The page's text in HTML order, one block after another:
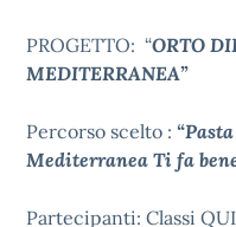
PROGETTO: “ORTO
MEDITERRANEA”
Percorso scelto :
Mediterranea Ti fa
Partecipanti: Classi